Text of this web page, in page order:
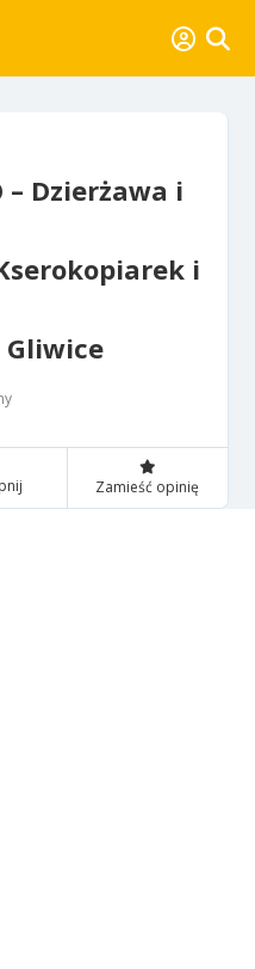
– Dzierżawa i
i
Zamieść opinię